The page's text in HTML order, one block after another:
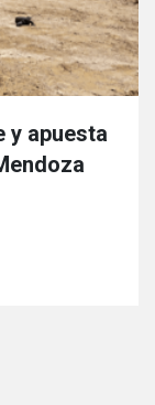
y apuesta